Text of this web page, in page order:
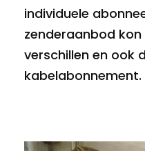
individuele
zenderaanbod
verschillen en ook
kabelabonnement.